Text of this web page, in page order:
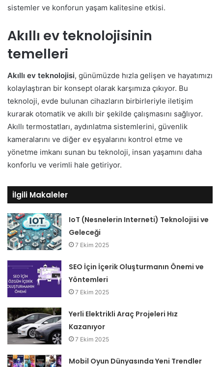
sistemler ve konforun yaşam kalitesine etkisi.
Akıllı ev teknolojisinin
temelleri
Akıllı ev teknolojisi, günümüzde hızla gelişen ve hayatımızı
kolaylaştıran bir konsept olarak karşımıza çıkıyor. Bu
teknoloji, evde bulunan cihazların birbirleriyle iletişim
kurarak otomatik ve akıllı bir şekilde çalışmasını sağlıyor.
Akıllı termostatları, aydınlatma sistemlerini, güvenlik
kameralarını ve diğer ev eşyalarını kontrol etme ve
yönetme imkanı sunan bu teknoloji, insan yaşamını daha
konforlu ve verimli hale getiriyor.
İlgili Makaleler
IoT (Nesnelerin Interneti) Teknolojisi ve
Geleceği
7 Ekim 2025
SEO İçin İçerik Oluşturmanın Önemi ve
Yöntemleri
7 Ekim 2025
Yerli Elektrikli Araç Projeleri Hız
Kazanıyor
7 Ekim 2025
Mobil Oyun Dünyasında Yeni Trendler